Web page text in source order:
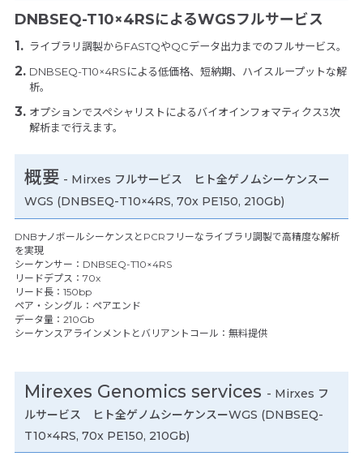
DNBSEQ-T10×4RSによるWGSフルサービス
ライブラリ調製からFASTQやQCデータ出力までのフルサービス。
DNBSEQ-T10×4RSによる低価格、短納期、ハイスループットな解
析。
オプションでスペシャリストによるバイオインフォマティクス3次
解析まで行えます。
概要 - Mirxes フルサービス ヒト全ゲノムシーケンスー
WGS (DNBSEQ-T10×4RS, 70x PE150, 210Gb)
DNBナノボールシーケンスとPCRフリーなライブラリ調製で高精度な解析
を実現
シーケンサー：DNBSEQ-T10×4RS
リードデプス：70x
リード長：150bp
ペア・シングル：ペアエンド
データ量：210Gb
シーケンスアラインメントとバリアントコール：無料提供
Mirexes Genomics services - Mirxes フ
ルサービス ヒト全ゲノムシーケンスーWGS (DNBSEQ-
T10×4RS, 70x PE150, 210Gb)